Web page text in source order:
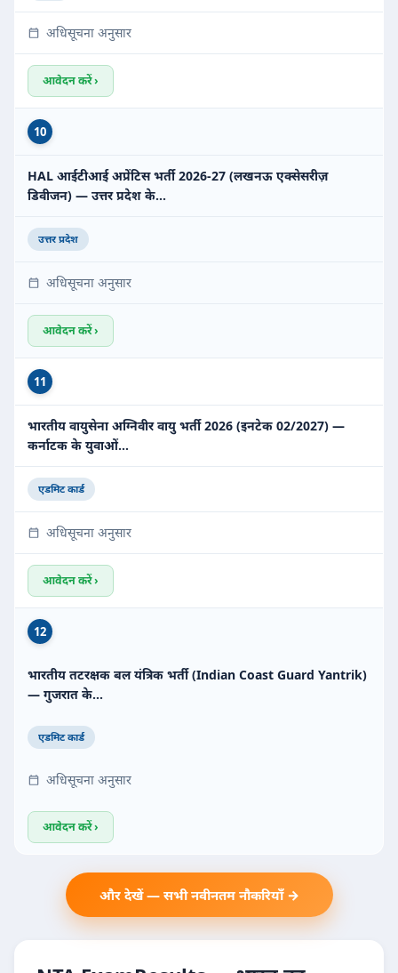
अधिसूचना अनुसार
आवेदन करें ›
10
HAL आईटीआई अप्रेंटिस भर्ती 2026-27 (लखनऊ एक्सेसरीज़
डिवीजन) — उत्तर प्रदेश के…
उत्तर प्रदेश
अधिसूचना अनुसार
आवेदन करें ›
11
भारतीय वायुसेना अग्निवीर वायु भर्ती 2026 (इनटेक 02/2027) —
कर्नाटक के युवाओं…
एडमिट कार्ड
अधिसूचना अनुसार
आवेदन करें ›
12
भारतीय तटरक्षक बल यंत्रिक भर्ती (Indian Coast Guard Yantrik)
— गुजरात के…
एडमिट कार्ड
अधिसूचना अनुसार
आवेदन करें ›
और देखें — सभी नवीनतम नौकरियाँ →